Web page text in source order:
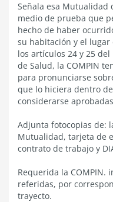
Señala esa Mutualidad
medio de prueba que
hecho de haber
su habitación y el lugar
los artículos 24 y 25
de Salud, la COMPIN
para pronunciarse
que lo hiciera dentro
considerarse
Adjunta fotocopias de:
Mutualidad, tarjeta de
contrato de trabajo y
Requerida la COMPIN.
referidas, por
trayecto.